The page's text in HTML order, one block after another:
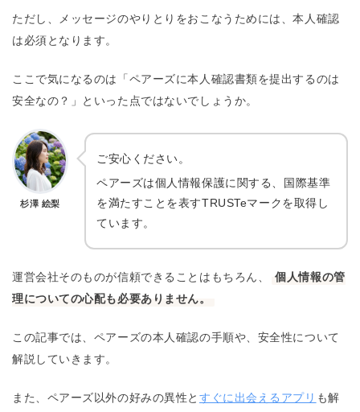
ただし、メッセージのやりとりをおこなうためには、本人確認
は必須となります。
ここで気になるのは「ペアーズに本人確認書類を提出するのは
安全なの？」といった点ではないでしょうか。
杉澤 絵梨
ご安心ください。
ペアーズは個人情報保護に関する、国際基準
を満たすことを表すTRUSTeマークを取得し
ています。
運営会社そのものが信頼できることはもちろん、
個人情報の管
理についての心配も必要ありません。
この記事では、ペアーズの本人確認の手順や、安全性について
解説していきます。
また、ペアーズ以外の好みの異性と すぐに出会えるアプリ も解